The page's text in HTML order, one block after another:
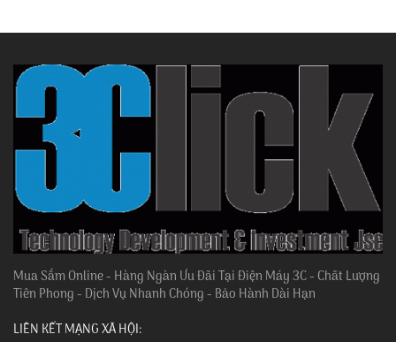
Mua Sắm Online - Hàng Ngàn Ưu Đãi Tại Điện Máy 3C - Chất Lượng
Tiên Phong - Dịch Vụ Nhanh Chóng - Bảo Hành Dài Hạn
LIÊN KẾT MẠNG XÃ HỘI: